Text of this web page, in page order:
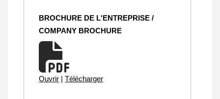
BROCHURE DE L'ENTREPRISE /
COMPANY BROCHURE
Ouvrir | Télécharger